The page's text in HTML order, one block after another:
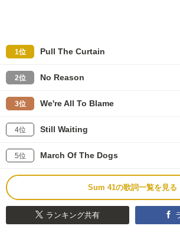
1位 Pull The Curtain
2位 No Reason
3位 We're All To Blame
4位 Still Waiting
5位 March Of The Dogs
Sum 41の歌詞一覧を見る
ランキング共有